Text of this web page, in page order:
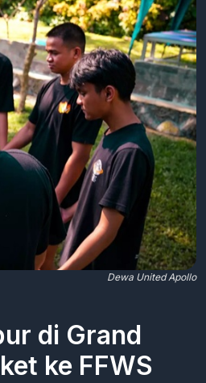
Dewa United Apollo
di Grand
ke FFWS